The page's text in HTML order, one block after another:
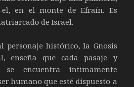
en el monte de Efraín. Es
de Israel.
personaje histórico, la Gnosis
enseña que cada pasaje y
se encuentra íntimamente
humano que esté dispuesto a